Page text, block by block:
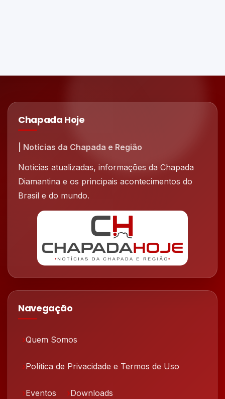
Chapada Hoje
| Notícias da Chapada e Região
Notícias atualizadas, informações da Chapada
Diamantina e os principais acontecimentos do
Brasil e do mundo.
Navegação
Quem Somos
Política de Privacidade e Termos de Uso
Eventos Downloads